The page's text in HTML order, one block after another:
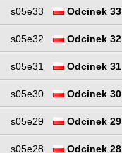
s05e33 Odcinek 33
s05e32 Odcinek 32
s05e31 Odcinek 31
s05e30 Odcinek 30
s05e29 Odcinek 29
s05e28 Odcinek 28